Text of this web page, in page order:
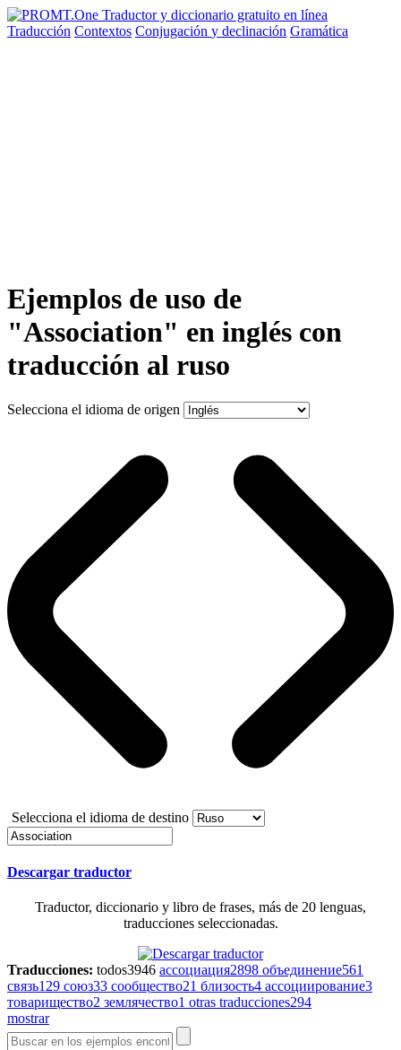
Traducción Contextos Conjugación y declinación Gramática
Ejemplos de uso de
"Association" en inglés con
traducción al ruso
Selecciona el idioma de origen
Selecciona el idioma de destino
Descargar traductor
Traductor, diccionario y libro de frases, más de 20 lenguas,
traducciones seleccionadas.
Traducciones: todos3946 ассоциация2898 объединение561
связь129 союз33 сообщество21 близость4 ассоциирование3
товарищество2 землячество1 otras traducciones294
mostrar